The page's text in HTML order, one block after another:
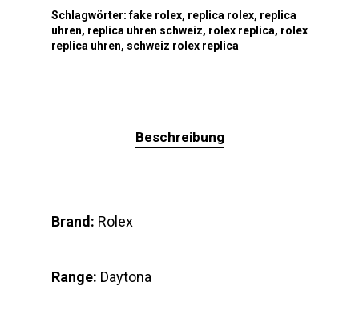
Schlagwörter:fake rolex, replica rolex, replica
uhren, replica uhren schweiz, rolex replica, rolex
replica uhren, schweiz rolex replica
Beschreibung
Brand: Rolex
Range: Daytona